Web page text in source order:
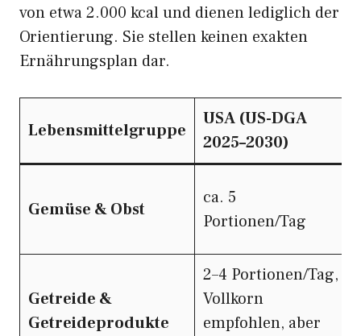
von etwa 2.000 kcal und dienen lediglich der
Orientierung. Sie stellen keinen exakten
Ernährungsplan dar.
Lebensmittelgruppe
USA (US-DGA
2025–2030)
Gemüse & Obst
ca. 5
Portionen/Tag
Getreide &
Getreideprodukte
2–4 Portionen/Tag,
Vollkorn
empfohlen, aber